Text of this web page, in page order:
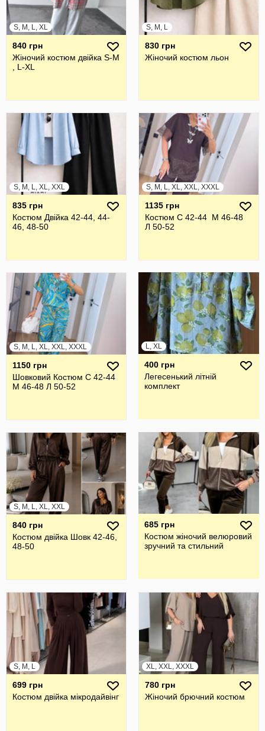
S, M, L, XL
840 грн
Жіночий костюм двійка S-M
, L-XL
S, M, L
830 грн
Жіночий костюм льон
S, M, L, XL, XXL
835 грн
Костюм Двійка 42-44, 44-
46, 48-50
S, M, L, XL, XXL, XXXL
1135 грн
Костюм С 42-44 М 46-48
Л 50-52
S, M, L, XL, XXL, XXXL
1150 грн
Шовковий Костюм С 42-44
М 46-48 Л 50-52
L, XL
400 грн
Легесенький літній
комплект
S, M, L, XL, XXL
840 грн
Костюм двійка Шовк 42-46,
48-50
685 грн
Костюм жіночий велюровий
зручний та стильний
S, M, L
699 грн
Костюм двійка мікродайвінг
XL, XXL, XXXL
780 грн
Жiночий брючний костюм